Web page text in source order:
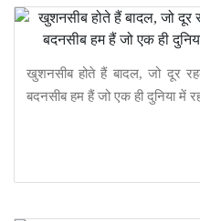
खुशनसीब होते हैं बादल, जो दूर
बदनसीब हम हैं जो एक ही दुनिया में